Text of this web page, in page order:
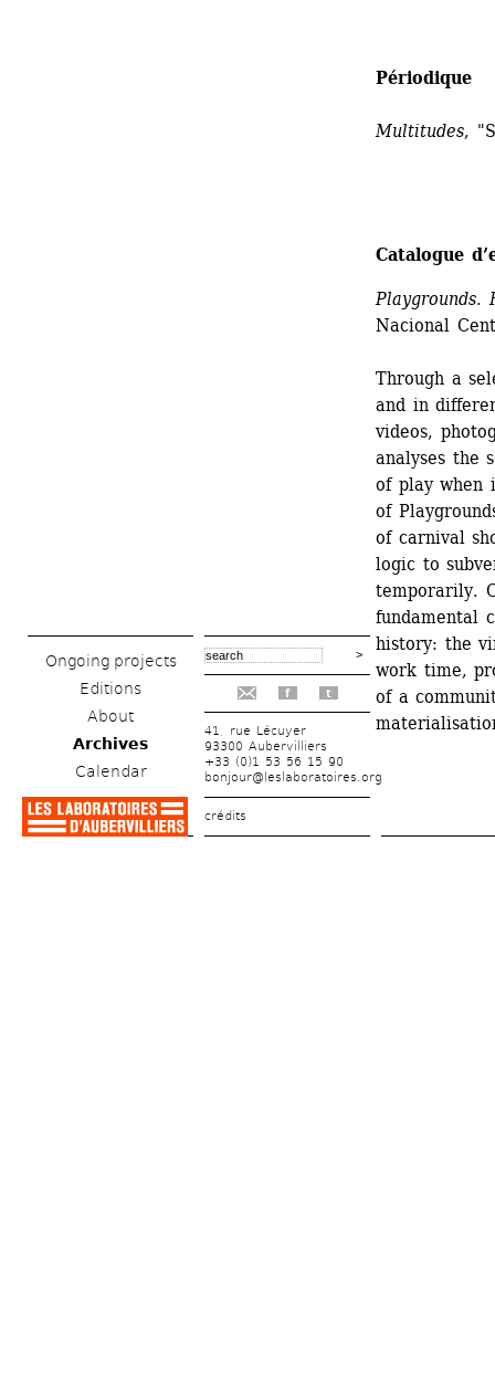
Ongoing projects
Editions
About
Archives
Calendar
f t
41, rue Lécuyer
93300 Aubervilliers
+33 (0)1 53 56 15 90
bonjour@leslaboratoires.org
crédits
Périodique
Multitudes,
Catalogue
Playgrounds.
Nacional
Through a
and in
videos,
analyses the
of play when
of
of carnival
logic to
temporarily.
fundamental
history: the
work time,
of a